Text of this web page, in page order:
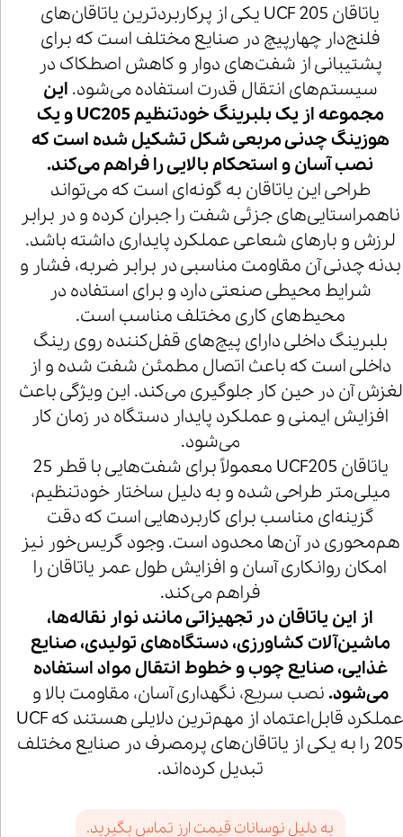
یاتاقان UCF 205 یکی از پرکاربردترین یاتاقان‌های
فلنج‌دار چهارپیچ در صنایع مختلف است که برای
پشتیبانی از شفت‌های دوار و کاهش اصطکاک در
سیستم‌های انتقال قدرت استفاده می‌شود. این
مجموعه از یک بلبرینگ خودتنظیم UC205 و یک
هوزینگ چدنی مربعی شکل تشکیل شده است که
نصب آسان و استحکام بالایی را فراهم می‌کند.
طراحی این یاتاقان به گونه‌ای است که می‌تواند
ناهمراستایی‌های جزئی شفت را جبران کرده و در برابر
لرزش و بارهای شعاعی عملکرد پایداری داشته باشد.
بدنه چدنی آن مقاومت مناسبی در برابر ضربه، فشار و
شرایط محیطی صنعتی دارد و برای استفاده در
محیط‌های کاری مختلف مناسب است.
بلبرینگ داخلی دارای پیچ‌های قفل‌کننده روی رینگ
داخلی است که باعث اتصال مطمئن شفت شده و از
لغزش آن در حین کار جلوگیری می‌کند. این ویژگی باعث
افزایش ایمنی و عملکرد پایدار دستگاه در زمان کار
می‌شود.
یاتاقان UCF205 معمولاً برای شفت‌هایی با قطر 25
میلی‌متر طراحی شده و به دلیل ساختار خودتنظیم،
گزینه‌ای مناسب برای کاربردهایی است که دقت
هم‌محوری در آن‌ها محدود است. وجود گریس‌خور نیز
امکان روانکاری آسان و افزایش طول عمر یاتاقان را
فراهم می‌کند.
از این یاتاقان در تجهیزاتی مانند نوار نقاله‌ها،
ماشین‌آلات کشاورزی، دستگاه‌های تولیدی، صنایع
غذایی، صنایع چوب و خطوط انتقال مواد استفاده
می‌شود.نصب سریع، نگهداری آسان، مقاومت بالا و
عملکرد قابل‌اعتماد از مهم‌ترین دلایلی هستند که UCF
205 را به یکی از یاتاقان‌های پرمصرف در صنایع مختلف
تبدیل کرده‌اند.
به دلیل نوسانات قیمت ارز تماس بگیرید.